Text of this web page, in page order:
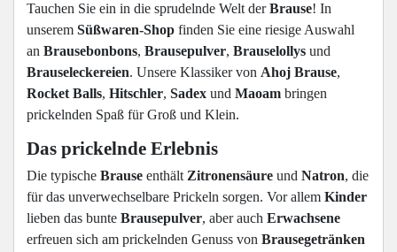
Tauchen Sie ein in die sprudelnde Welt derBrause! In
unserem Süßwaren-Shop finden Sie eine riesige Auswahl
an Brausebonbons, Brausepulver, Brauselollys und
Brauseleckereien. Unsere Klassiker von Ahoj Brause,
Rocket Balls, Hitschler, Sadex und Maoam bringen
prickelnden Spaß für Groß und Klein.
Das prickelnde Erlebnis
Die typische Brause enthält Zitronensäure und Natron, die
für das unverwechselbare Prickeln sorgen. Vor allem Kinder
lieben das bunte Brausepulver, aber auch Erwachsene
erfreuen sich am prickelnden Genuss von Brausegetränken